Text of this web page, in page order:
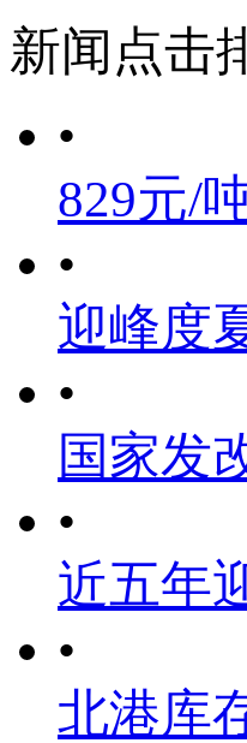
新闻点击
•
829元/
•
迎峰度
•
国家发
•
近五年
•
北港库